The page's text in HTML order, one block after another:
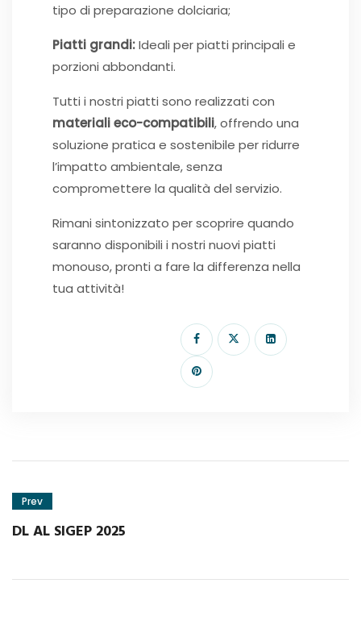
tipo di preparazione dolciaria;
Piatti grandi:Ideali per piatti principali e
porzioni abbondanti.
Tutti i nostri piatti sono realizzati con
materiali eco-compatibili, offrendo una
soluzione pratica e sostenibile per ridurre
l’impatto ambientale, senza
compromettere la qualità del servizio.
Rimani sintonizzato per scoprire quando
saranno disponibili i nostri nuovi piatti
monouso, pronti a fare la differenza nella
tua attività!
Prev
DL AL SIGEP 2025